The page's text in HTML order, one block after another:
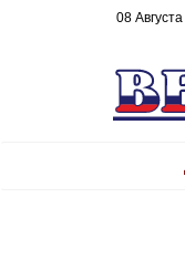
08 Августа